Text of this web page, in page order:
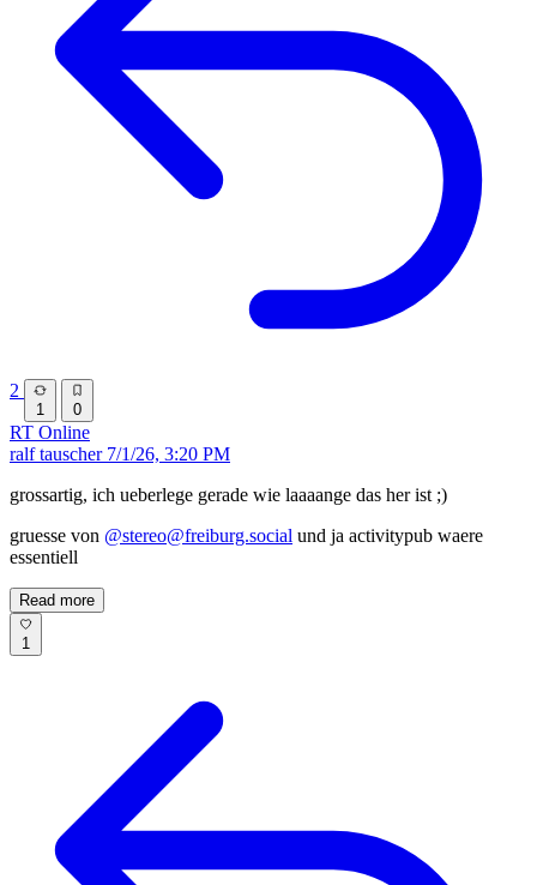
2
1 0
RT Online
ralf tauscher 7/1/26, 3:20 PM
grossartig, ich ueberlege gerade wie laaaange das her ist ;)
gruesse von @stereo@freiburg.social und ja activitypub waere
essentiell
Read more
1